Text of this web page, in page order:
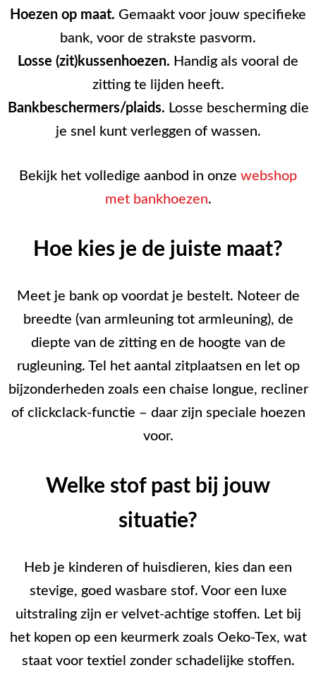
Hoezen op maat. Gemaakt voor jouw specifieke
bank, voor de strakste pasvorm.
Losse (zit)kussenhoezen. Handig als vooral de
zitting te lijden heeft.
Bankbeschermers/plaids. Losse bescherming die
je snel kunt verleggen of wassen.
Bekijk het volledige aanbod in onze webshop
met bankhoezen.
Hoe kies je de juiste maat?
Meet je bank op voordat je bestelt. Noteer de
breedte (van armleuning tot armleuning), de
diepte van de zitting en de hoogte van de
rugleuning. Tel het aantal zitplaatsen en let op
bijzonderheden zoals een chaise longue, recliner
of clickclack-functie – daar zijn speciale hoezen
voor.
Welke stof past bij jouw
situatie?
Heb je kinderen of huisdieren, kies dan een
stevige, goed wasbare stof. Voor een luxe
uitstraling zijn er velvet-achtige stoffen. Let bij
het kopen op een keurmerk zoals Oeko-Tex, wat
staat voor textiel zonder schadelijke stoffen.